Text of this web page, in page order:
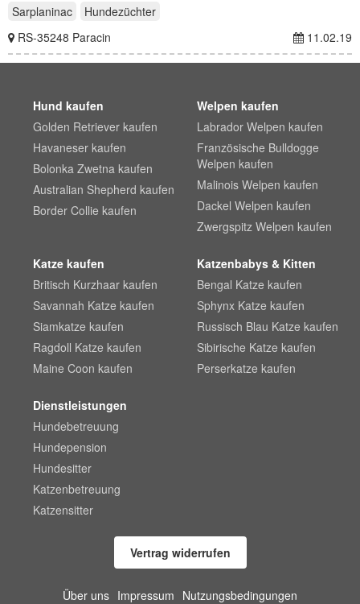
Sarplaninac
Hundezüchter
RS-35248 Paracin
11.02.19
Hund kaufen
Golden Retriever kaufen
Havaneser kaufen
Bolonka Zwetna kaufen
Australian Shepherd kaufen
Border Collie kaufen
Welpen kaufen
Labrador Welpen kaufen
Französische Bulldogge
Welpen kaufen
Malinois Welpen kaufen
Dackel Welpen kaufen
Zwergspitz Welpen kaufen
Katze kaufen
Britisch Kurzhaar kaufen
Savannah Katze kaufen
Siamkatze kaufen
Ragdoll Katze kaufen
Maine Coon kaufen
Katzenbabys & Kitten
Bengal Katze kaufen
Sphynx Katze kaufen
Russisch Blau Katze kaufen
Sibirische Katze kaufen
Perserkatze kaufen
Dienstleistungen
Hundebetreuung
Hundepension
Hundesitter
Katzenbetreuung
Katzensitter
Vertrag widerrufen
Über uns Impressum Nutzungsbedingungen